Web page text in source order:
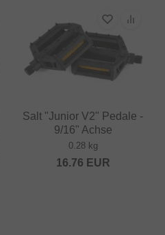
Salt "Junior V2" Pedale -
9/16" Achse
0.28 kg
16.76 EUR